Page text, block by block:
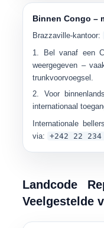
Binnen Congo –
Brazzaville-kantoor:
Bel vanaf een
weergegeven –
trunkvoorvoegsel.
Voor
internationaal
Internationale
via:
+242 22
Landcode
Veelgestelde